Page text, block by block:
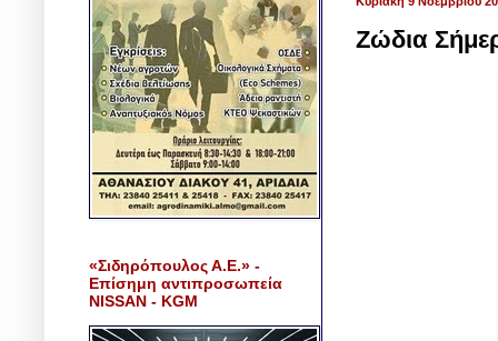
Ζώδια
«Σιδηρόπουλος Α.Ε.» -
Επίσημη αντιπροσωπεία
NISSAN - KGM